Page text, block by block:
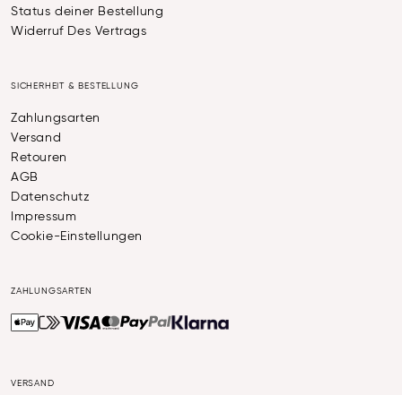
Status deiner Bestellung
Widerruf Des Vertrags
SICHERHEIT & BESTELLUNG
Zahlungsarten
Versand
Retouren
AGB
Datenschutz
Impressum
Cookie-Einstellungen
ZAHLUNGSARTEN
VERSAND